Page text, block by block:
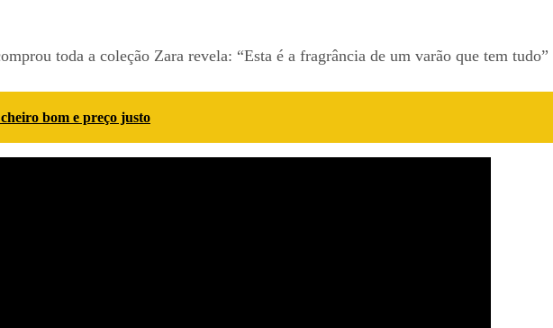
toda a coleção Zara revela: “Esta é a fragrância de um varão que tem tudo”
bom e preço justo